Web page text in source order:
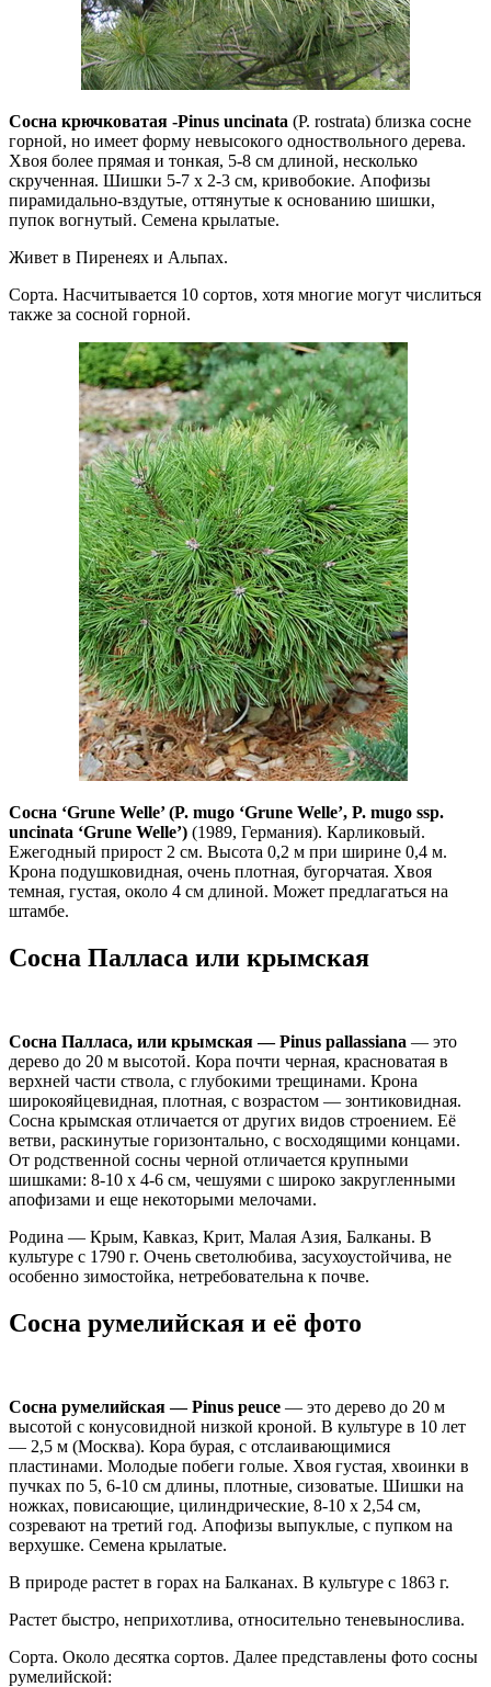
Сосна крючковатая -Pinus uncinata (P. rostrata) близка сосне
горной, но имеет форму невысокого одноствольного дерева.
Хвоя более прямая и тонкая, 5-8 см длиной, несколько
скрученная. Шишки 5-7 х 2-3 см, кривобокие. Апофизы
пирамидально-вздутые, оттянутые к основанию шишки,
пупок вогнутый. Семена крылатые.
Живет в Пиренеях и Альпах.
Сорта. Насчитывается 10 сортов, хотя многие могут числиться
также за сосной горной.
Сосна ‘Grune Welle’ (P. mugo ‘Grune Welle’, P. mugo ssp.
uncinata ‘Grune Welle’) (1989, Германия). Карликовый.
Ежегодный прирост 2 см. Высота 0,2 м при ширине 0,4 м.
Крона подушковидная, очень плотная, бугорчатая. Хвоя
темная, густая, около 4 см длиной. Может предлагаться на
штамбе.
Сосна Палласа или крымская
Сосна Палласа, или крымская — Pinus pallassiana — это
дерево до 20 м высотой. Кора почти черная, красноватая в
верхней части ствола, с глубокими трещинами. Крона
широкояйцевидная, плотная, с возрастом — зонтиковидная.
Сосна крымская отличается от других видов строением. Её
ветви, раскинутые горизонтально, с восходящими концами.
От родственной сосны черной отличается крупными
шишками: 8-10 х 4-6 см, чешуями с широко закругленными
апофизами и еще некоторыми мелочами.
Родина — Крым, Кавказ, Крит, Малая Азия, Балканы. В
культуре с 1790 г. Очень светолюбива, засухоустойчива, не
особенно зимостойка, нетребовательна к почве.
Сосна румелийская и её фото
Сосна румелийская — Pinus peuce — это дерево до 20 м
высотой с конусовидной низкой кроной. В культуре в 10 лет
— 2,5 м (Москва). Кора бурая, с отслаивающимися
пластинами. Молодые побеги голые. Хвоя густая, хвоинки в
пучках по 5, 6-10 см длины, плотные, сизоватые. Шишки на
ножках, повисающие, цилиндрические, 8-10 х 2,54 см,
созревают на третий год. Апофизы выпуклые, с пупком на
верхушке. Семена крылатые.
В природе растет в горах на Балканах. В культуре с 1863 г.
Растет быстро, неприхотлива, относительно теневынослива.
Сорта. Около десятка сортов. Далее представлены фото сосны
румелийской: